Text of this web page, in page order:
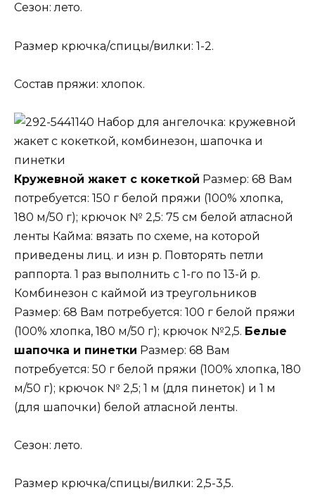
Сезон: лето.
Размер крючка/спицы/вилки: 1-2.
Состав пряжи: хлопок.
Набор для ангелочка: кружевной
жакет с кокеткой, комбинезон, шапочка и
пинетки
Кружевной жакет с кокеткой Размер: 68 Вам
потребуется: 150 г белой пряжи (100% хлопка,
180 м/50 г); крючок № 2,5: 75 см белой атласной
ленты Кайма: вязать по схеме, на которой
приведены лиц. и изн р. Повторять петли
раппорта. 1 раз выполнить с 1-го по 13-й р.
Комбинезон с каймой из треугольников
Размер: 68 Вам потребуется: 100 г белой пряжи
(100% хлопка, 180 м/50 г); крючок №2,5. Белые
шапочка и пинетки Размер: 68 Вам
потребуется: 50 г белой пряжи (100% хлопка, 180
м/50 г); крючок № 2,5; 1 м (для пинеток) и 1 м
(для шапочки) белой атласной ленты.
Сезон: лето.
Размер крючка/спицы/вилки: 2,5-3,5.